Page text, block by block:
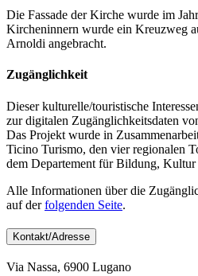
Die Fassade der Kirche wurde im
Kircheninnern wurde ein Kreuzweg
Arnoldi angebracht.
Zugänglichkeit
Dieser kulturelle/touristische
zur digitalen Zugänglichkeitsdaten
Das Projekt wurde in
Ticino Turismo, den vier regionalen
dem Departement für Bildung,
Alle Informationen über die
auf derfolgenden Seite.
Kontakt/Adresse
Via Nassa, 6900 Lugano